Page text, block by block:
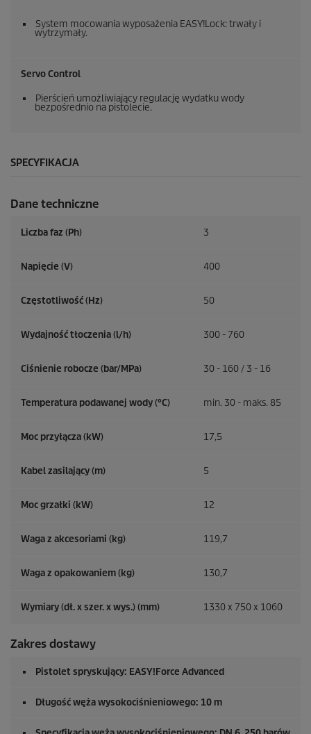
System mocowania wyposażenia EASY!Lock: trwały i
wytrzymały.
Servo Control
Pierścień umożliwiający regulację wydatku wody
bezpośrednio na pistolecie.
SPECYFIKACJA
Dane techniczne
Liczba faz (Ph) 3
Napięcie (V) 400
Częstotliwość (Hz) 50
Wydajność tłoczenia (l/h) 300 - 760
Ciśnienie robocze (bar/MPa) 30 - 160 / 3 - 16
Temperatura podawanej wody (°C) min. 30 - maks. 85
Moc przyłącza (kW) 17,5
Kabel zasilający (m) 5
Moc grzałki (kW) 12
Waga z akcesoriami (kg) 119,7
Waga z opakowaniem (kg) 130,7
Wymiary (dł. x szer. x wys.) (mm) 1330 x 750 x 1060
Zakres dostawy
Pistolet spryskujący: EASY!Force Advanced
Długość węża wysokociśnieniowego: 10 m